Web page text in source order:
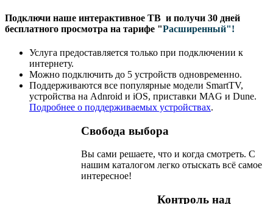
Подключи наше интерактивное ТВ и получи 30 дней
бесплатного просмотра на тарифе "Расширенный"!
Услуга предоставляется только при подключении к
интернету.
Можно подключить до 5 устройств одновременно.
Поддерживаются все популярные модели SmartTV,
устройства на Adnroid и iOS, приставки MAG и Dune.
Подробнее о поддерживаемых устройствах.
Свобода выбора
Вы сами решаете, что и когда смотреть. С
нашим каталогом легко отыскать всё самое
интересное!
Контроль над